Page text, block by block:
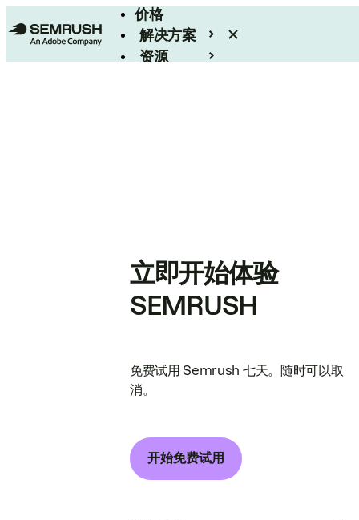
价格
解决方案
资源
立即开始体验
SEMRUSH
免费试用 Semrush 七天。随时可以取
消。
开始免费试用